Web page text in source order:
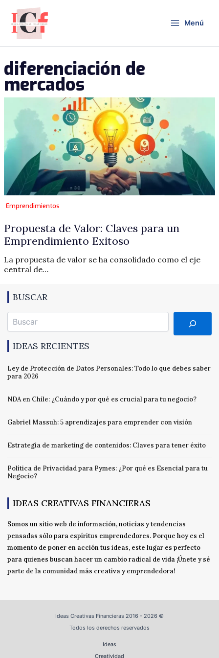
contenido
Menú
diferenciación de
mercados
Emprendimientos
Propuesta de Valor: Claves para un
Emprendimiento Exitoso
La propuesta de valor se ha consolidado como el eje
central de…
BUSCAR
Buscar
IDEAS RECIENTES
Ley de Protección de Datos Personales: Todo lo que debes saber
para 2026
NDA en Chile: ¿Cuándo y por qué es crucial para tu negocio?
Gabriel Massuh: 5 aprendizajes para emprender con visión
Estrategia de marketing de contenidos: Claves para tener éxito
Política de Privacidad para Pymes: ¿Por qué es Esencial para tu
Negocio?
IDEAS CREATIVAS FINANCIERAS
Somos un sitio web de información, noticias y tendencias
pensadas sólo para espíritus emprendedores. Porque hoy es el
momento de poner en acción tus ideas, este lugar es perfecto
para quienes buscan hacer un cambio radical de vida ¡Únete y sé
parte de la comunidad más creativa y emprendedora!
Ideas Creativas Financieras 2016 - 2026 ©
Todos los derechos reservados
Ideas
Creatividad